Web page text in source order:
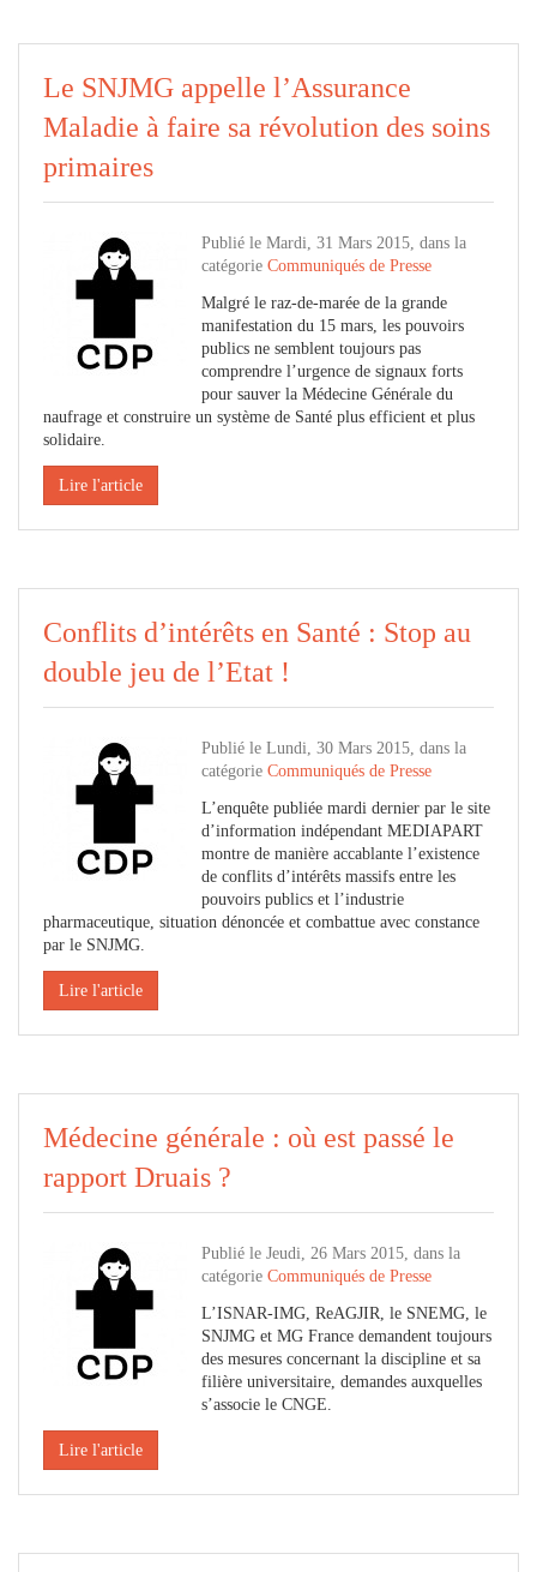
Le SNJMG appelle l’Assurance
Maladie à faire sa révolution des soins
primaires
Publié le Mardi, 31 Mars 2015, dans la
catégorie Communiqués de Presse
Malgré le raz-de-marée de la grande
manifestation du 15 mars, les pouvoirs
publics ne semblent toujours pas
comprendre l’urgence de signaux forts
pour sauver la Médecine Générale du
naufrage et construire un système de Santé plus efficient et plus
solidaire.
Lire l'article
Conflits d’intérêts en Santé : Stop au
double jeu de l’Etat !
Publié le Lundi, 30 Mars 2015, dans la
catégorie Communiqués de Presse
L’enquête publiée mardi dernier par le site
d’information indépendant MEDIAPART
montre de manière accablante l’existence
de conflits d’intérêts massifs entre les
pouvoirs publics et l’industrie
pharmaceutique, situation dénoncée et combattue avec constance
par le SNJMG.
Lire l'article
Médecine générale : où est passé le
rapport Druais ?
Publié le Jeudi, 26 Mars 2015, dans la
catégorie Communiqués de Presse
L’ISNAR-IMG, ReAGJIR, le SNEMG, le
SNJMG et MG France demandent toujours
des mesures concernant la discipline et sa
filière universitaire, demandes auxquelles
s’associe le CNGE.
Lire l'article